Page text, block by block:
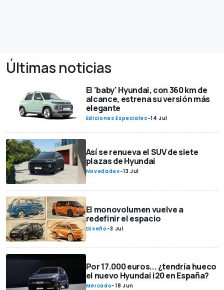
Últimas noticias
El 'baby' Hyundai, con 360 km de
alcance, estrena su versión más
elegante
Ediciones Especiales-14 Jul
Así se renueva el SUV de siete
plazas de Hyundai
Novedades-13 Jul
El monovolumen vuelve a
redefinir el espacio
Diseño -3 Jul
Por 17.000 euros... ¿tendría hueco
el nuevo Hyundai i20 en España?
Mercado-18 Jun